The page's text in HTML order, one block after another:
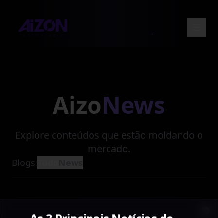
AizoNews
Explore conteúdos que estão moldando o
mercado.
Blogs: